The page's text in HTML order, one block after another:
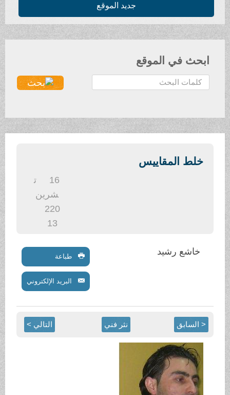
جديد الموقع
ابحث في الموقع
ح
ث
خلط المقاييس
شرين
220
خاشع رشيد طباعة
البريد الإلكتروني
< السابق نثر فني التالي >